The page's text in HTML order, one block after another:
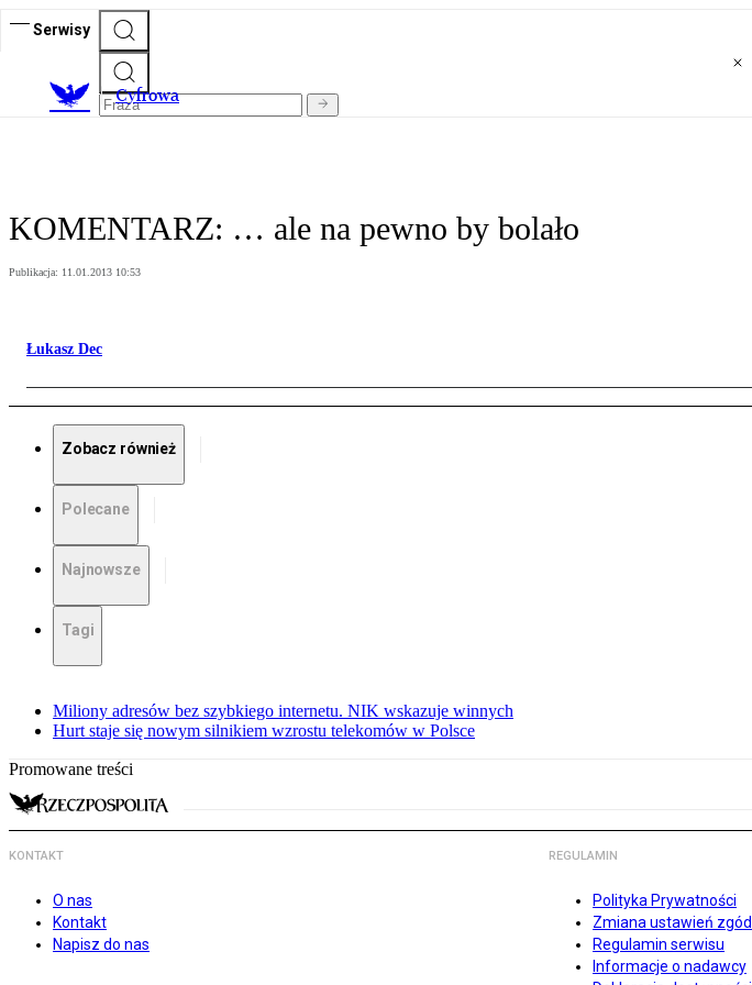
Serwisy
Cyfrowa
KOMENTARZ: … ale na pewno by bolało
Publikacja: 11.01.2013 10:53
Łukasz Dec
Zobacz również
Polecane
Najnowsze
Tagi
Miliony adresów bez szybkiego internetu. NIK wskazuje winnych
Hurt staje się nowym silnikiem wzrostu telekomów w Polsce
Promowane treści
KONTAKT
O nas
Kontakt
Napisz do nas
REGULAMIN
Polityka Prywatności
Zmiana ustawień zgód
Regulamin serwisu
Informacje o nadawcy